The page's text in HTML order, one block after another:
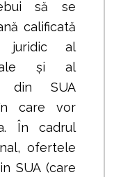
să se
calificată
juridic al
și al
din SUA
care vor
În cadrul
ofertele
SUA (care